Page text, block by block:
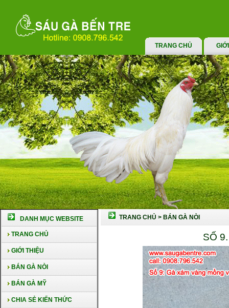
TRANG CHỦ
DANH MỤC WEBSITE
TRANG CHỦ
GIỚI THIỆU
BÁN GÀ NÒI
BÁN GÀ MỸ
CHIA SẺ KIẾN THỨC
TRANG CHỦ > BÁN GÀ NÒI
SỐ